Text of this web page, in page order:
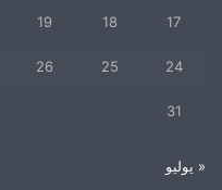
17
18
19
24
25
26
31
« يوليو